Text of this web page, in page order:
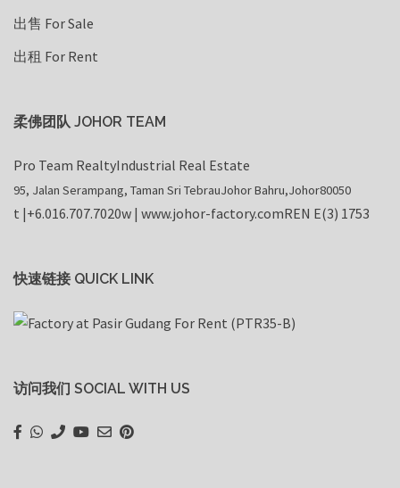
出售 For Sale
出租 For Rent
柔佛团队 JOHOR TEAM
Pro Team RealtyIndustrial Real Estate
95, Jalan Serampang, Taman Sri TebrauJohor Bahru,Johor80050
t |+6.016.707.7020w | www.johor-factory.comREN E(3) 1753
快速链接 QUICK LINK
访问我们 SOCIAL WITH US